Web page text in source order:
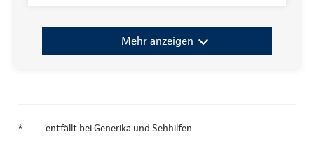
Mehr anzeigen
* entfällt bei Generika und Sehhilfen.